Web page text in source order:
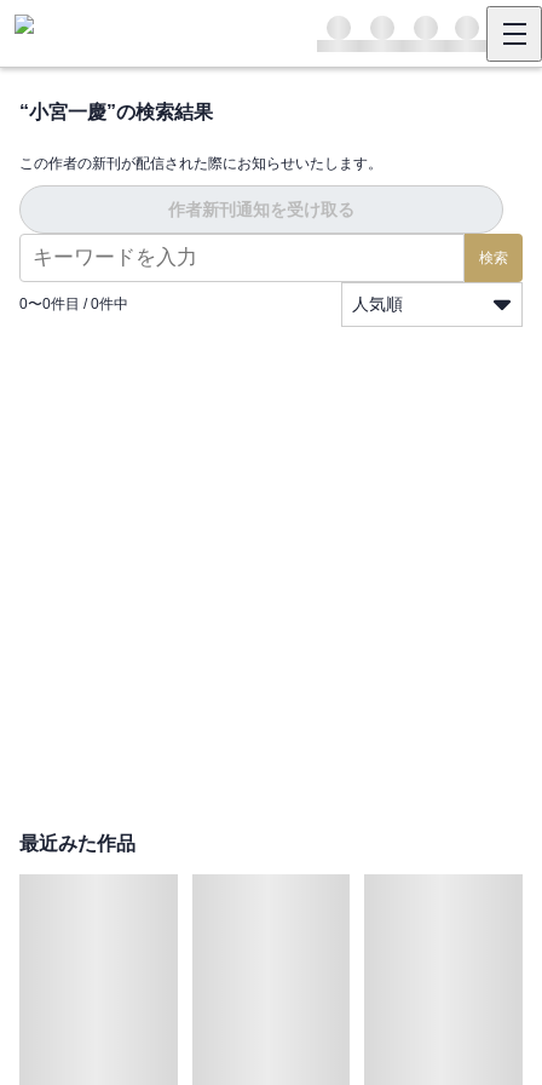
“小宮一慶”の検索結果
この作者の新刊が配信された際にお知らせいたします。
作者新刊通知を受け取る
検索
0〜0件目 / 0件中 人気順
最近みた作品